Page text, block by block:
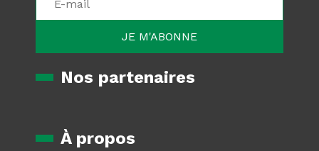
Nos partenaires
À propos